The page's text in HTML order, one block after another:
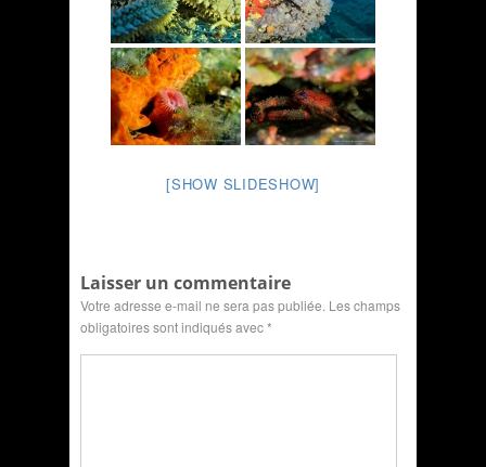
[SHOW SLIDESHOW]
Laisser un commentaire
Votre adresse e-mail ne sera pas publiée. Les champs
obligatoires sont indiqués avec*